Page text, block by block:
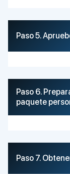
Paso 5.
Paso 6.
paquete
Paso 7.